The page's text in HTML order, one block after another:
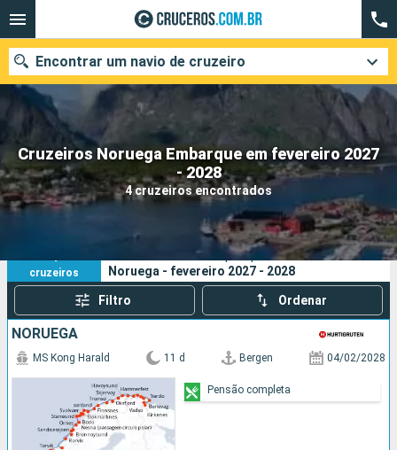
Cruzeiros Noruega Embarque em fevereiro 2027
- 2028
4 cruzeiros encontrados
Encontrar um navio de cruzeiro
Quando ir?
Data de partida
Companhias
Pesquisar
4
cruzeiros
Os seus critérios de pesquisa:
Noruega - fevereiro 2027 - 2028
Filtro Ordenar
NORUEGA
MS Kong Harald 11 d Bergen 04/02/2028
Pensão completa